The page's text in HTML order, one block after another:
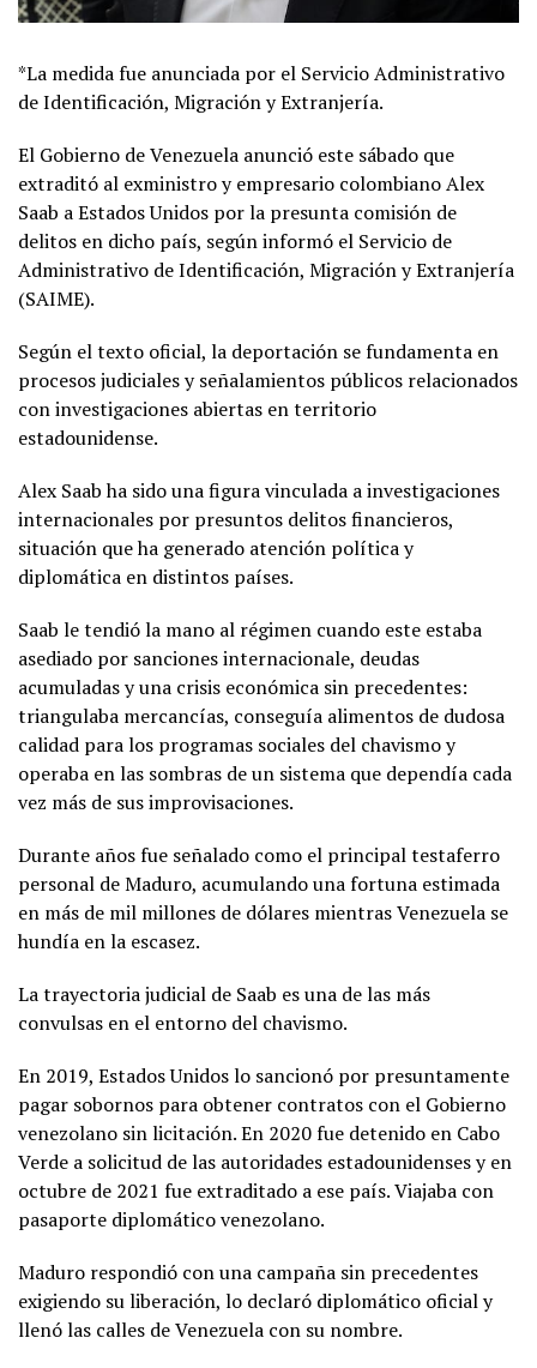
*La medida fue anunciada por el Servicio Administrativo
de Identificación, Migración y Extranjería.
El Gobierno de Venezuela anunció este sábado que
extraditó al exministro y empresario colombiano Alex
Saab a Estados Unidos por la presunta comisión de
delitos en dicho país, según informó el Servicio de
Administrativo de Identificación, Migración y Extranjería
(SAIME).
Según el texto oficial, la deportación se fundamenta en
procesos judiciales y señalamientos públicos relacionados
con investigaciones abiertas en territorio
estadounidense.
Alex Saab ha sido una figura vinculada a investigaciones
internacionales por presuntos delitos financieros,
situación que ha generado atención política y
diplomática en distintos países.
Saab le tendió la mano al régimen cuando este estaba
asediado por sanciones internacionale, deudas
acumuladas y una crisis económica sin precedentes:
triangulaba mercancías, conseguía alimentos de dudosa
calidad para los programas sociales del chavismo y
operaba en las sombras de un sistema que dependía cada
vez más de sus improvisaciones.
Durante años fue señalado como el principal testaferro
personal de Maduro, acumulando una fortuna estimada
en más de mil millones de dólares mientras Venezuela se
hundía en la escasez.
La trayectoria judicial de Saab es una de las más
convulsas en el entorno del chavismo.
En 2019, Estados Unidos lo sancionó por presuntamente
pagar sobornos para obtener contratos con el Gobierno
venezolano sin licitación. En 2020 fue detenido en Cabo
Verde a solicitud de las autoridades estadounidenses y en
octubre de 2021 fue extraditado a ese país. Viajaba con
pasaporte diplomático venezolano.
Maduro respondió con una campaña sin precedentes
exigiendo su liberación, lo declaró diplomático oficial y
llenó las calles de Venezuela con su nombre.